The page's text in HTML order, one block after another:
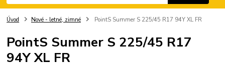
Úvod Nové - letné, zimné PointS Summer S 225/45 R17 94Y XL FR
PointS Summer S 225/45 R17
94Y XL FR